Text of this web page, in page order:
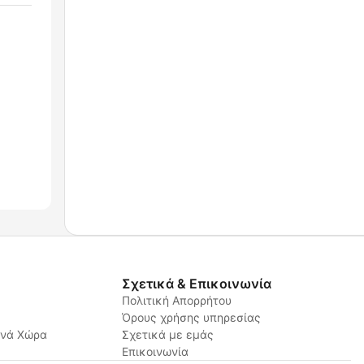
Χώρα
Σχετικά & Επικοινωνία
Πολιτική Απορρήτου
Όρους χρήσης υπηρεσίας
Σχετικά με εμάς
Επικοινωνία